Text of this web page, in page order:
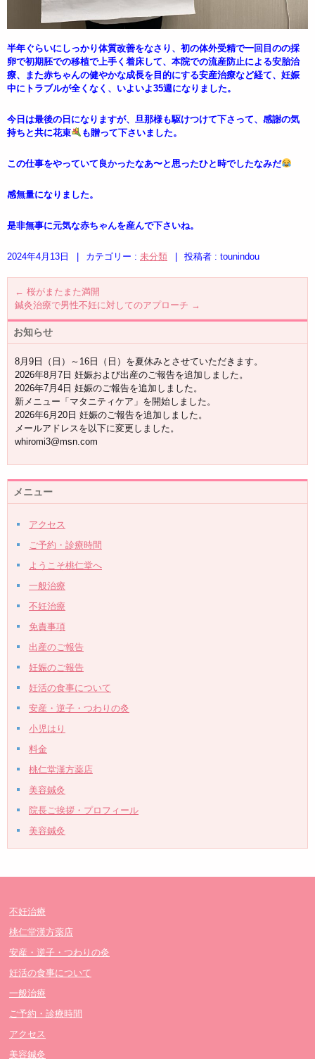
半年ぐらいにしっかり体質改善をなさり、初の体外受精で一回目のの採
卵で初期胚での移植で上手く着床して、本院での流産防止による安胎治
療、また赤ちゃんの健やかな成長を目的にする安産治療など経て、妊娠
中にトラブルが全くなく、いよいよ35週になりました。
今日は最後の日になりますが、旦那様も駆けつけて下さって、感謝の気
持ちと共に花束
も贈って下さいました。
この仕事をやっていて良かったなあ〜と思ったひと時でしたなみだ
感無量になりました。
是非無事に元気な赤ちゃんを産んで下さいね。
2024年4月13日 カテゴリー : 未分類 投稿者 : tounindou
← 桜がまたまた満開
鍼灸治療で男性不妊に対してのアプローチ →
お知らせ
8月9日（日）～16日（日）を夏休みとさせていただきます。
2026年8月7日 妊娠および出産のご報告を追加しました。
2026年7月4日 妊娠のご報告を追加しました。
新メニュー「マタニティケア」を開始しました。
2026年6月20日 妊娠のご報告を追加しました。
メールアドレスを以下に変更しました。
whiromi3@msn.com
メニュー
アクセス
ご予約・診療時間
ようこそ桃仁堂へ
一般治療
不妊治療
免責事項
出産のご報告
妊娠のご報告
妊活の食事について
安産・逆子・つわりの灸
小児はり
料金
桃仁堂漢方薬店
美容鍼灸
院長ご挨拶・プロフィール
美容鍼灸
不妊治療
桃仁堂漢方薬店
安産・逆子・つわりの灸
妊活の食事について
一般治療
ご予約・診療時間
アクセス
美容鍼灸